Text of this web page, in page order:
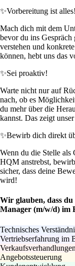
✨Vorbereitung ist alles!
Mach dich mit dem
bevor du ins
verstehen und
können, hebt uns das
✨Sei proaktiv!
Warte nicht nur auf
nach, ob es
du mehr über die
kannst. Das zeigt
✨Bewirb dich direkt
Wenn du die Stelle als
HQM anstrebst,
sicher, dass deine
wird!
Wir glauben, dass du
Manager (m/w/d) im
Technisches
Vertriebserfahrung im
Verkaufsverhandlungen
Angebotssteuerung